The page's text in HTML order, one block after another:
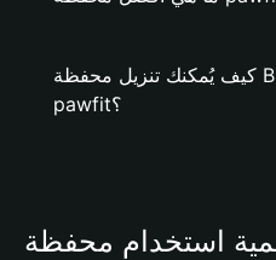
كيف يُمكنك تنزيل محفظة Bitget وإنشاء محفظة
pawfit؟